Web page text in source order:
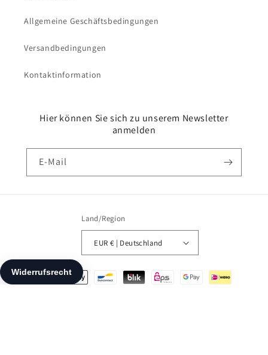
Allgemeine Geschäftsbedingungen
Versandbedingungen
Kontaktinformation
Hier können Sie sich zu unserem Newsletter
anmelden
E-Mail
Land/Region
EUR € | Deutschland
Zahlungsmethoden